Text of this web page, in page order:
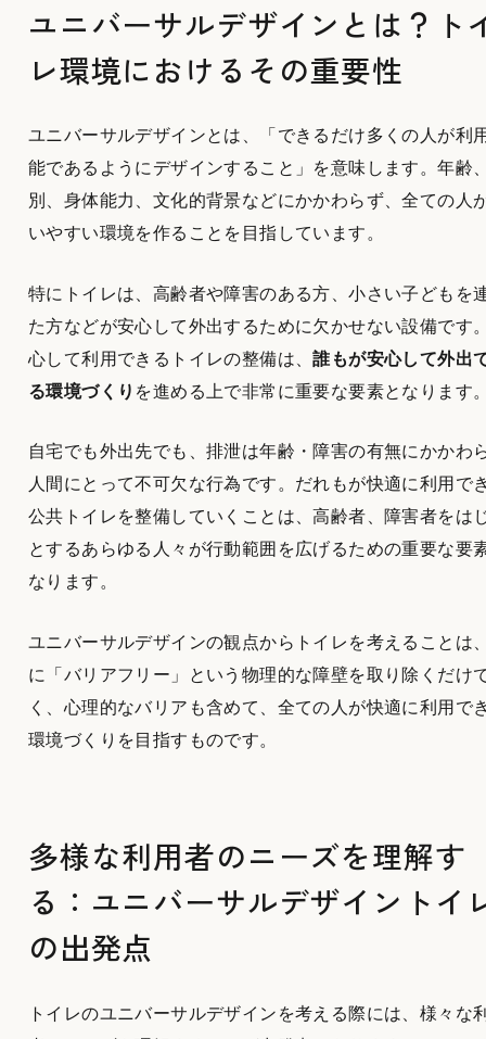
ユニバーサルデザインとは？ト
レ環境におけるその重要性
ユニバーサルデザインとは、「できるだけ多くの人が利
能であるようにデザインすること」を意味します。年齢
別、身体能力、文化的背景などにかかわらず、全ての人
いやすい環境を作ることを目指しています。
特にトイレは、高齢者や障害のある方、小さい子どもを
た方などが安心して外出するために欠かせない設備です
心して利用できるトイレの整備は、誰もが安心して外出
る環境づくり を進める上で非常に重要な要素となります
自宅でも外出先でも、排泄は年齢・障害の有無にかかわ
人間にとって不可欠な行為です。だれもが快適に利用で
公共トイレを整備していくことは、高齢者、障害者をは
とするあらゆる人々が行動範囲を広げるための重要な要
なります。
ユニバーサルデザインの観点からトイレを考えることは
に「バリアフリー」という物理的な障壁を取り除くだけ
く、心理的なバリアも含めて、全ての人が快適に利用で
環境づくりを目指すものです。
多様な利用者のニーズを理解す
る：ユニバーサルデザイントイ
の出発点
トイレのユニバーサルデザインを考える際には、様々な